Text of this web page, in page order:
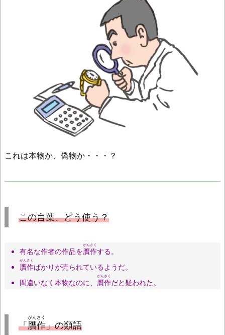
これは本物か、偽物か・・・？
この言葉、どう使う？
有名な作者の作品を贋作
がんさく
する。
贋作
がんさく
ばかりが売られているようだ。
間違いなく本物なのに、 贋作
がんさく
だと疑われた。
「贋作
がんさく
」の類語